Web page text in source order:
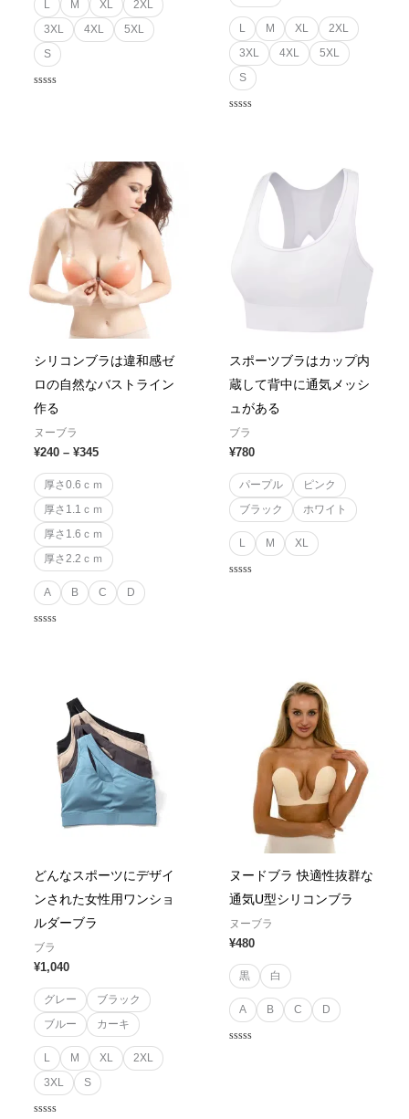
L M XL
2XL
3XL
4XL
5XL
S
L M XL
2XL
3XL
4XL
5XL
S
シリコンブラは違和感ゼ
ロの自然なバストライン
作る
ヌーブラ
¥240 – ¥345
Price
range:
¥240
through
¥345
厚さ0.6ｃｍ
厚さ1.1ｃｍ
厚さ1.6ｃｍ
厚さ2.2ｃｍ
A B C D
スポーツブラはカップ内
蔵して背中に通気メッシ
ュがある
ブラ
¥780
パープル
ピンク
ブラック
ホワイト
L M XL
どんなスポーツにデザイ
ンされた女性用ワンショ
ルダーブラ
ブラ
¥1,040
グレー
ブラック
ブルー
カーキ
L M XL
2XL
3XL
S
ヌードブラ 快適性抜群な
通気U型シリコンブラ
ヌーブラ
¥480
黒 白
A B C D